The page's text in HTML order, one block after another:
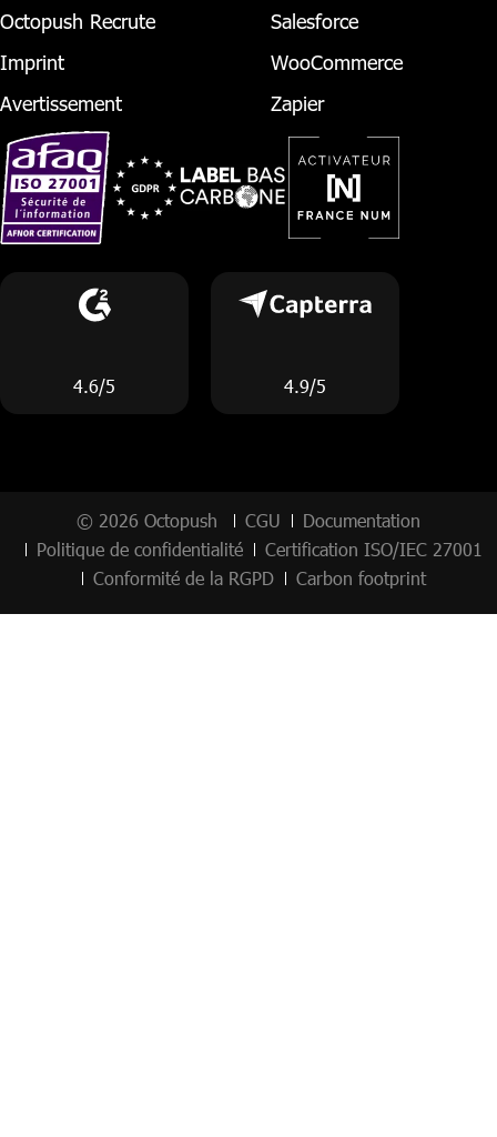
Octopush Recrute
Imprint
Avertissement
Salesforce
WooCommerce
Zapier
4.6/5 4.9/5
© 2026 Octopush CGU
Documentation
Politique de confidentialité
Certification ISO/IEC 27001
Conformité de la RGPD
Carbon footprint